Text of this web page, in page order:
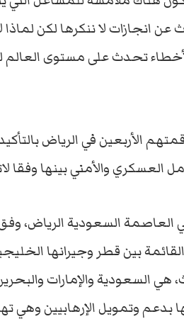
انجازات لا ننكرها لكن
تحدث على مستوى العالم
الأربعين في الرياض
والأمني بينها وفقا
العاصمة السعودية الرياض،
بين قطر وجيرانها
السعودية والإمارات